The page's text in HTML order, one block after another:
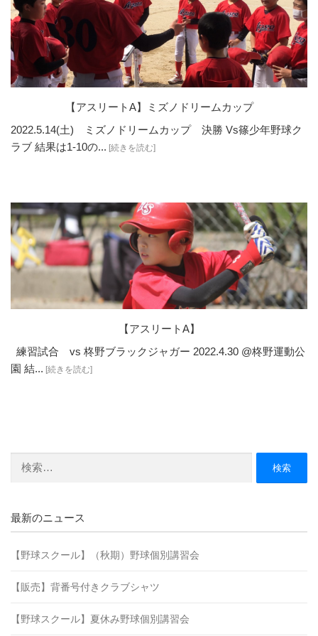
【アスリートA】ミズノドリームカップ
2022.5.14(土) ミズノドリームカップ 決勝 Vs篠少年野球ク
ラブ 結果は1-10の... [続きを読む]
【アスリートA】
練習試合 vs 柊野ブラックジャガー 2022.4.30 @柊野運動公
園 結... [続きを読む]
最新のニュース
【野球スクール】（秋期）野球個別講習会
【販売】背番号付きクラブシャツ
【野球スクール】夏休み野球個別講習会